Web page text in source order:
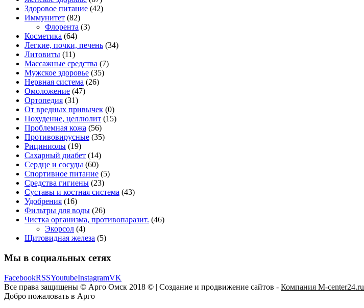
Здоровое питание (42)
Иммунитет (82)
Флорента (3)
Косметика (64)
Легкие, почки, печень (34)
Литовиты (11)
Массажные средства (7)
Мужское здоровье (35)
Нервная система (26)
Омоложение (47)
Ортопедия (31)
От вредных привычек (0)
Похудение, целлюлит (15)
Проблемная кожа (56)
Противовирусные (35)
Рициниолы (19)
Сахарный диабет (14)
Сердце и сосуды (60)
Спортивное питание (5)
Средства гигиены (23)
Суставы и костная система (43)
Удобрения (16)
Фильтры для воды (26)
Чистка организма, противопаразит. (46)
Экорсол (4)
Щитовидная железа (5)
Мы в социальных сетях
FacebookRSSYoutubeInstagramVK
Все права защищены © Арго Омск 2018 © | Создание и продвижение сайтов - Компания M-center24.ru
Добро пожаловать в Арго